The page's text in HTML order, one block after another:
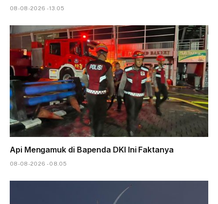
08-08-2026 - 13.05
Api Mengamuk di Bapenda DKI Ini Faktanya
08-08-2026 - 08.05